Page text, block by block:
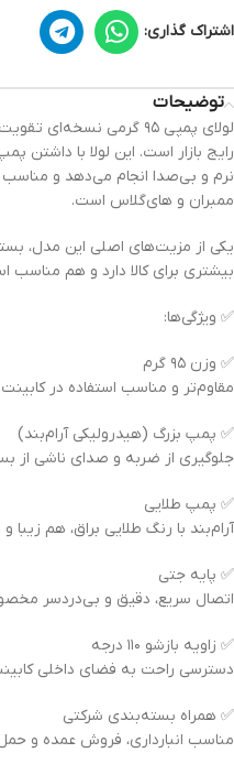
اشتراک گذاری:
توضیحات
لولای پمپی ۹۵ گرمی
رایج بازار است. این لولا با داشتن
ممبران و های‌گلاس است.
یکی از مزیت‌های اصلی این مدل،
بیشتری برای کالا دارد و هم مناسب
✅ ویژگی‌ها:
✅ وزن ۹۵ گرم
مقاوم‌تر و مناسب استفاده در
✅ پمپ بزرگ (هیدرولیکی آرام‌بند)
جلوگیری از ضربه و صدای ناشی از
✅ پمپ طلایی
آرام‌بند با رنگ طلایی براق، هم زیبا
✅ پایه جتی
اتصال سریع، دقیق و بی‌دردسر
✅ زاویه بازشو ۱۱۰ درجه
دسترسی راحت به فضای داخلی
✅ همراه بسته‌بندی شرکتی
مناسب انبارداری، فروش عمده و